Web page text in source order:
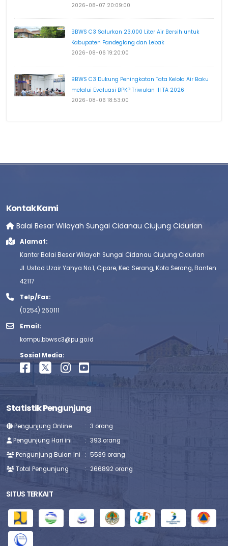
2026-08-07 20:09:00
BBWS C3 Salurkan 23.000 Liter Air Bersih untuk
Kabupaten Pandeglang dan Lebak
2026-08-06 19:20:00
BBWS C3 Dukung Peningkatan Tata Kelola Air Baku
melalui Evaluasi BPKP Triwulan III TA 2026
2026-08-06 18:53:00
Kontak Kami
Balai Besar Wilayah Sungai Cidanau Ciujung Cidurian
Alamat:
Kantor Balai Besar Wilayah Sungai Cidanau Ciujung Cidurian
Jl. Ustad Uzair Yahya No.1, Cipare, Kec. Serang, Kota Serang, Banten
42117
Telp/Fax:
(0254) 260111
Email:
kompu.bbwsc3@pu.go.id
Sosial Media:
Statistik Pengunjung
Pengunjung Online : 3 orang
Pengunjung Hari ini
: 393 orang
Pengunjung Bulan Ini
: 5539 orang
Total Pengunjung
: 266892 orang
SITUS TERKAIT